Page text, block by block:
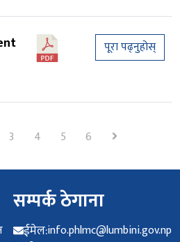
पूरा पढ्नुहोस्
3 4 5 6 Next
सम्पर्क ठेगाना
ईमेल:info.phlmc@lumbini.gov.np